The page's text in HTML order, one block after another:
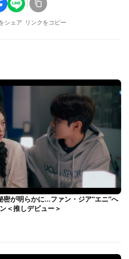
シェア リンクをコピー
密が明らかに…ファン・ジア“エニ”へ
＜推しデビュー＞